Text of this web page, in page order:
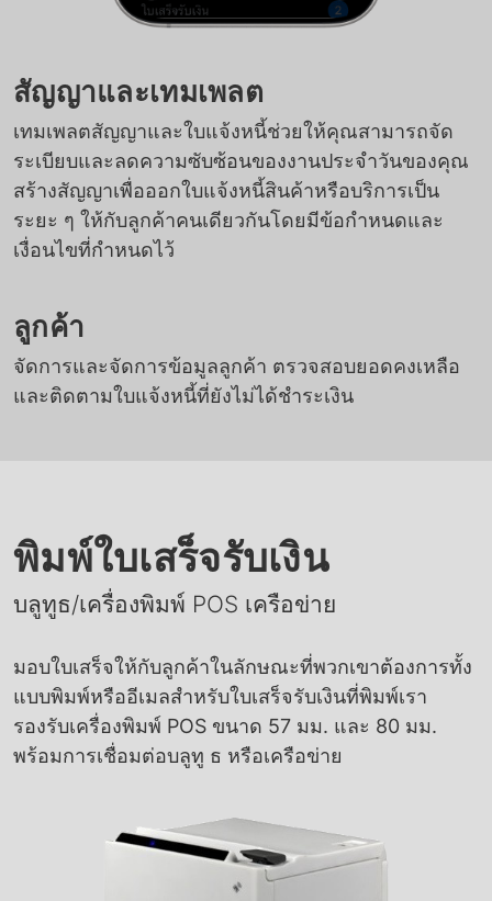
สัญญาและเทมเพลต
เทมเพลตสัญญาและใบแจ้งหนี้ช่วยให้คุณสามารถจัด
ระเบียบและลดความซับซ้อนของงานประจำวันของคุณ
สร้างสัญญาเพื่อออกใบแจ้งหนี้สินค้าหรือบริการเป็น
ระยะ ๆ ให้กับลูกค้าคนเดียวกันโดยมีข้อกำหนดและ
เงื่อนไขที่กำหนดไว้
ลูกค้า
จัดการและจัดการข้อมูลลูกค้า ตรวจสอบยอดคงเหลือ
และติดตามใบแจ้งหนี้ที่ยังไม่ได้ชำระเงิน
พิมพ์ใบเสร็จรับเงิน
บลูทูธ/เครื่องพิมพ์ POS เครือข่าย
มอบใบเสร็จให้กับลูกค้าในลักษณะที่พวกเขาต้องการทั้ง
แบบพิมพ์หรืออีเมลสำหรับใบเสร็จรับเงินที่พิมพ์เรา
รองรับเครื่องพิมพ์ POS ขนาด 57 มม. และ 80 มม.
พร้อมการเชื่อมต่อบลูทู ธ หรือเครือข่าย